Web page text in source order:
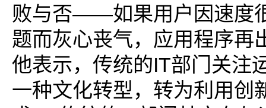
败与否——如果用户因速度
题而灰心丧气，应用程序再
他表示，传统的IT部门关注
一种文化转型，转为利用创